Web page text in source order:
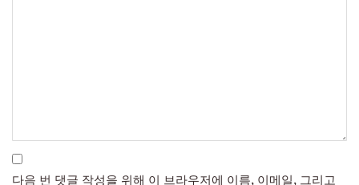
다음 번 댓글 작성을 위해 이 브라우저에 이름, 이메일, 그리고